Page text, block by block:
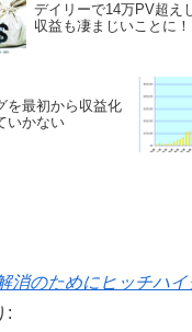
デイリーで14万PV超え
収益も凄まじいことに！
を最初から収益化
いかない
消のためにヒッチハイ
: